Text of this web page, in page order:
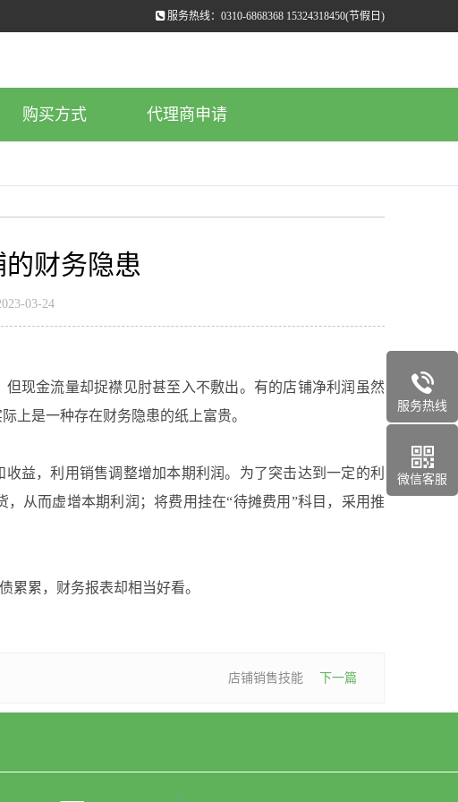
服务热线：0310-6868368 15324318450(节假日)
购买方式 代理商申请
财务隐患
03-24
现金流量却捉襟见肘甚至入不敷出。有的店铺净利润虽然
上是一种存在财务隐患的纸上富贵。
，利用销售调整增加本期利润。为了突击达到一定的利
从而虚增本期利润；将费用挂在“待摊费用”科目，采用推
累，财务报表却相当好看。
下一篇
店铺销售技能
服务热线
微信客服